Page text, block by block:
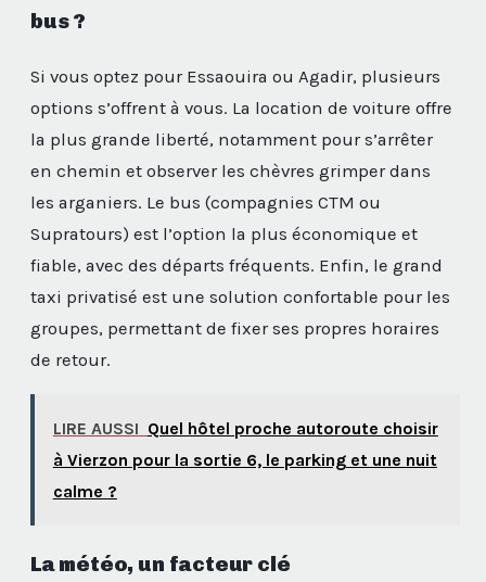
bus ?
Si vous optez pour Essaouira ou Agadir, plusieurs
options s’offrent à vous. La location de voiture offre
la plus grande liberté, notamment pour s’arrêter
en chemin et observer les chèvres grimper dans
les arganiers. Le bus (compagnies CTM ou
Supratours) est l’option la plus économique et
fiable, avec des départs fréquents. Enfin, le grand
taxi privatisé est une solution confortable pour les
groupes, permettant de fixer ses propres horaires
de retour.
LIRE AUSSI Quel hôtel proche autoroute choisir
à Vierzon pour la sortie 6, le parking et une nuit
calme ?
La météo, un facteur clé